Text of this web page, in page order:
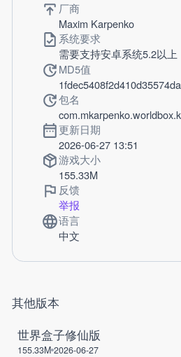
厂商
Maxim Karpenko
系统要求
需要支持安卓系统5.2以上
MD5值
包名
更新日期
2026-06-27 13:51
游戏大小
155.33M
反馈
举报
语言
中文
其他版本
世界盒子修仙版
155.33M 2026-06-27